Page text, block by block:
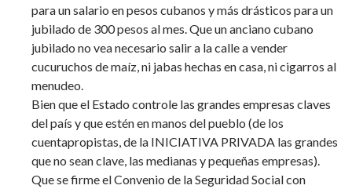
para un salario en pesos cubanos y más drásticos para un
jubilado de 300 pesos al mes. Que un anciano cubano
jubilado no vea necesario salir a la calle a vender
cucuruchos de maíz, ni jabas hechas en casa, ni cigarros al
menudeo.
Bien que el Estado controle las grandes empresas claves
del país y que estén en manos del pueblo (de los
cuentapropistas, de la INICIATIVA PRIVADA las grandes
que no sean clave, las medianas y pequeñas empresas).
Que se firme el Convenio de la Seguridad Social con